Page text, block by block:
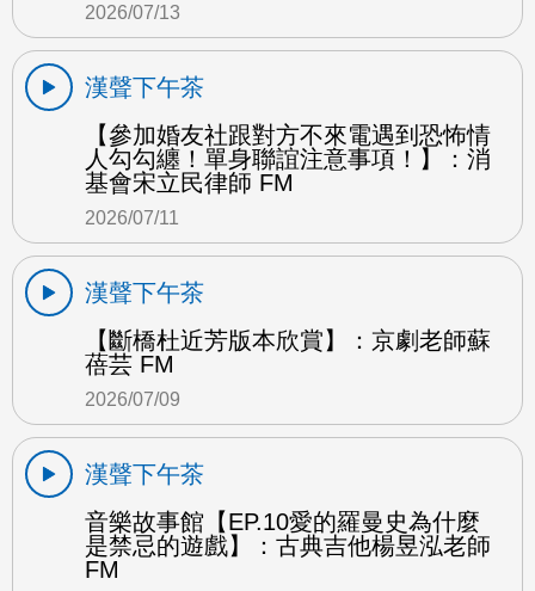
2026/07/13
漢聲下午茶
【參加婚友社跟對方不來電遇到恐怖情
人勾勾纏！單身聯誼注意事項！】：消
基會宋立民律師 FM
2026/07/11
漢聲下午茶
【斷橋杜近芳版本欣賞】：京劇老師蘇
蓓芸 FM
2026/07/09
漢聲下午茶
音樂故事館【EP.10愛的羅曼史為什麼
是禁忌的遊戲】：古典吉他楊昱泓老師
FM